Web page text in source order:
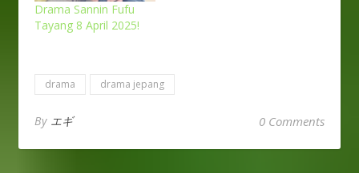
Drama Sannin Fufu
Tayang 8 April 2025!
drama drama jepang
By エギ 0 Comments